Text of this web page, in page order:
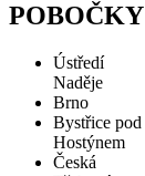
POBOČKY
Ústředí
Naděje
Brno
Bystřice pod
Hostýnem
Česká